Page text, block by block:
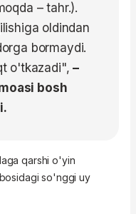
– tahr.).
oldindan
bormaydi.
o'tkazadi",–
bosh
qarshi o'yin
so'nggi uy